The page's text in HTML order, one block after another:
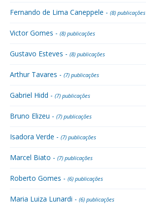
Fernando de Lima Caneppele - (8) publicações
Victor Gomes - (8) publicações
Gustavo Esteves - (8) publicações
Arthur Tavares - (7) publicações
Gabriel Hidd - (7) publicações
Bruno Elizeu - (7) publicações
Isadora Verde - (7) publicações
Marcel Biato - (7) publicações
Roberto Gomes - (6) publicações
Maria Luiza Lunardi - (6) publicações